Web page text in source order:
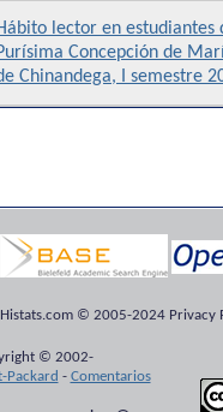
lector en estudiantes
Concepción de
Chinandega, I semestre
Histats.com © 2005-2024 Privacy
© 2002-
Packard - Comentarios